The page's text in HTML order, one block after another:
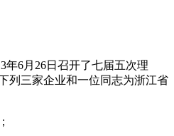
6月26日召开了七届五次理
列三家企业和一位同志为浙江省